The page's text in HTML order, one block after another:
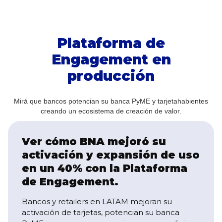
Plataforma de
Engagement en
producción
Mirá que bancos potencian su banca PyME y tarjetahabientes
creando un ecosistema de creación de valor.
Ver cómo BNA mejoró su
activación y expansión de uso
en un 40% con la Plataforma
de Engagement.
Bancos y retailers en LATAM mejoran su
activación de tarjetas, potencian su banca